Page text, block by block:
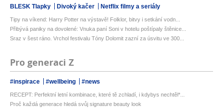
BLESK Tlapky Divoký kačer Netflix filmy a seriály
Tipy na víkend: Harry Potter na výstavě! Folklor, bitvy i setkání vodn...
Přibývá paniky na dovolené: Vnuka paní Soni v hotelu poštípaly štěnice...
Sraz v šest ráno. Vrchol festivalu Tóny Dolomit zazní za úsvitu ve 300...
Pro generaci Z
#inspirace #wellbeing #news
RECEPT: Perfektní letní kombinace, které tě zchladí, i kdybys nechtěl*...
Proč každá generace hledá svůj signature beauty look